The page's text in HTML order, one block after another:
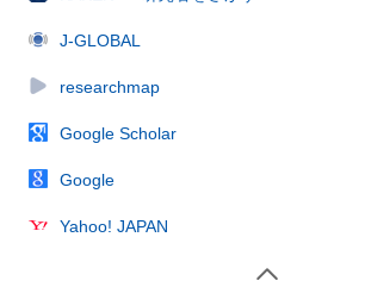
J-GLOBAL
researchmap
Google Scholar
Google
Yahoo! JAPAN